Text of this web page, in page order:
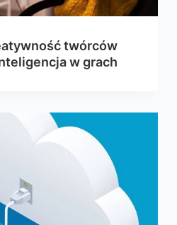
twórców
w grach